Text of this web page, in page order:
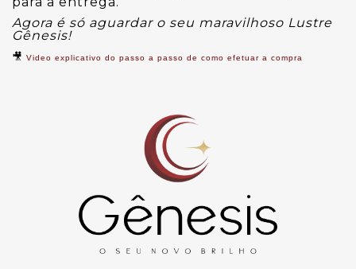
Agora é só aguardar o seu maravilhoso Lustre
Gênesis!
🎥 Video explicativo do passo a passo de como efetuar a compra